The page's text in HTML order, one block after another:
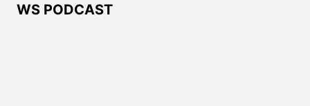
WS PODCAST